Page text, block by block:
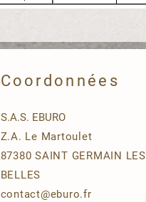
Coordonnées
S.A.S. EBURO
Z.A. Le Martoulet
87380 SAINT GERMAIN LES
BELLES
contact@eburo.fr